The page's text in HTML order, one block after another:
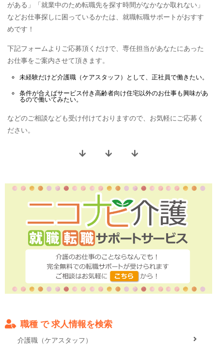
がある」「就業中のため転職先を探す時間がなかなか取れない」
などお仕事探しに困っているかたは、就職転職サポートがおすす
めです！
下記フォームよりご応募頂くだけで、専任担当があなたにあった
お仕事をご案内させて頂きます。
未経験だけど介護職（ケアスタッフ） として、 正社員で働きたい。
条件が合えばサービス付き高齢者向け住宅以外のお仕事も興味があ
るので働いてみたい。
などのご相談なども受け付けておりますので、お気軽にご応募く
ださい。
職種 で 求人情報を検索
介護職（ケアスタッフ）